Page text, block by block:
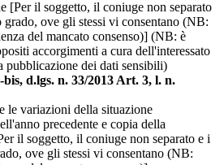
[Per il soggetto, il coniuge non separato
ove gli stessi vi consentano (NB:
del mancato consenso)] (NB: è
accorgimenti a cura dell'interessato
pubblicazione dei dati sensibili)
d.lgs. n. 33/2013 Art. 3, l. n.
le variazioni della situazione
precedente e copia della
il soggetto, il coniuge non separato e i
ove gli stessi vi consentano (NB: